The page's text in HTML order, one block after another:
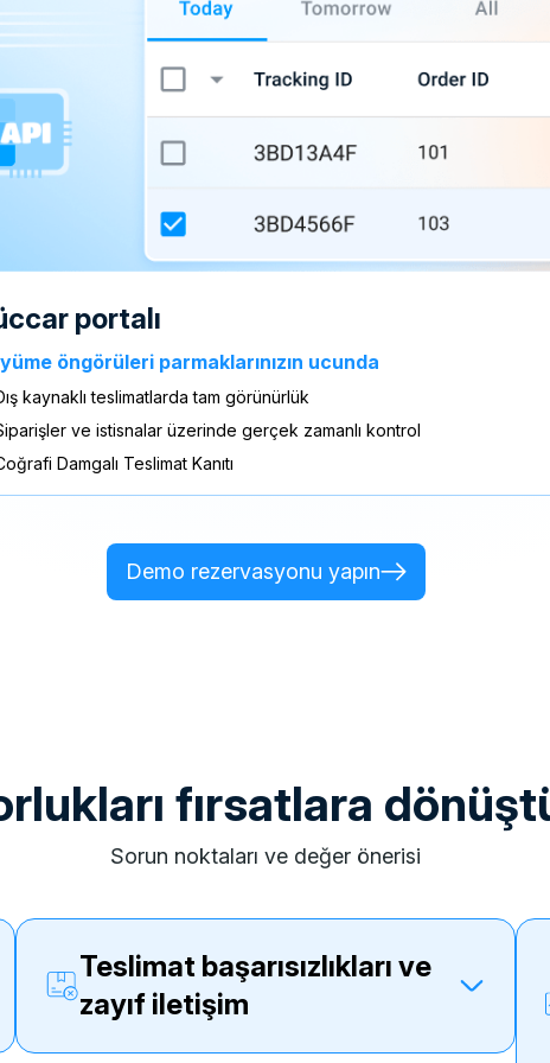
portalı
öngörüleri parmaklarınızın ucunda
kaynaklı teslimatlarda tam görünürlük
ve istisnalar üzerinde gerçek zamanlı kontrol
Damgalı Teslimat Kanıtı
Demo rezervasyonu yapın
fırsatlara
sorun noktaları ve değer önerisi
teslimat başarısızlıkları ve
zayıf iletişim